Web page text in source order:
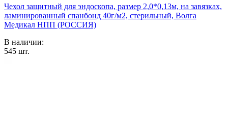
Чехол защитный для эндоскопа, размер 2,0*0,13м, на завязках,
ламинированный спанбонд 40г/м2, стерильный, Волга
Медикал НПП (РОССИЯ)
В наличии:
545 шт.